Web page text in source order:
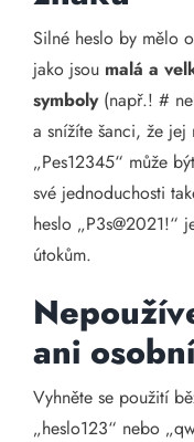
Silné heslo by mělo
jako jsou malá a
symboly(např.! #
a snížíte šanci, že
„Pes12345“ může
své jednoduchosti
heslo „P3s@2021!“
útokům.
ani
Vyhněte se použití
„heslo123“ nebo